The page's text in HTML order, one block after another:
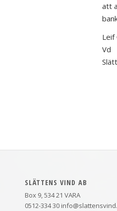
att
Leif
Vd
SLÄTTENS VIND AB
Box 9, 534 21 VARA
0512-334 30